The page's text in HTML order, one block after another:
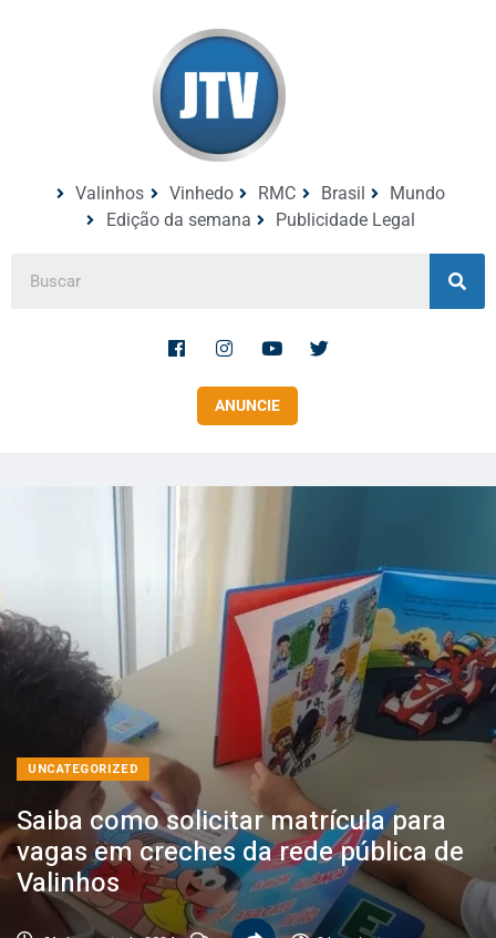
Valinhos Vinhedo RMC Brasil
Mundo
Edição da semana
Publicidade Legal
ANUNCIE
UNCATEGORIZED
Saiba como solicitar matrícula para
vagas em creches da rede pública de
Valinhos